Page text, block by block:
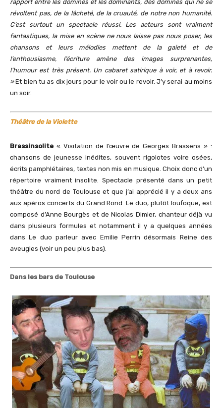
rapport entre les dominés et les dominants, des dominés qui ne se
révoltent pas, de la lâcheté, de la cruauté, de notre non humanité.
C’est surtout un spectacle réussi. Les acteurs sont vraiment
fantastiques, la mise en scène ne nous laisse pas nous poser, les
chansons et leurs mélodies mettent de la gaieté et de
l’enthousiasme, l’écriture amène des images surprenantes,
l’humour est très présent. Un cabaret satirique à voir, et à revoir.
»Et bien tu as dix jours pour le voir ou le revoir. J’y serai au moins
un soir.
Théâtre de la Violette
Brassinsolite « Visitation de l’œuvre de Georges Brassens » :
chansons de jeunesse inédites, souvent rigolotes voire osées,
écrits pamphlétaires, textes non mis en musique. Choix donc d’un
répertoire vraiment insolite. Spectacle présenté dans un petit
théâtre du nord de Toulouse et que j’ai apprécié il y a deux ans
aux apéros concerts du Grand Rond. Le duo, plutôt loufoque, est
composé d’Anne Bourgès et de Nicolas Dimier, chanteur déjà vu
dans plusieurs formules et notamment il y a quelques années
dans Le duo parleur avec Emilie Perrin désormais Reine des
aveugles (voir un peu plus bas).
Dans les bars de Toulouse